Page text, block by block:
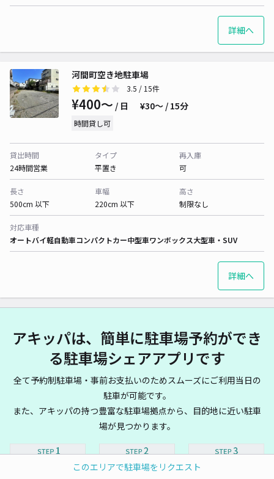
このエリアで駐車場をリクエスト
詳細へ
河間町空き地駐車場
3.5 / 15件
¥400〜 / 日 ¥30〜 / 15分
時間貸し可
貸出時間
24時間営業
タイプ
平置き
再入庫
可
長さ
500cm 以下
車幅
220cm 以下
高さ
制限なし
対応車種
オートバイ軽自動車コンパクトカー中型車ワンボックス大型車・SUV
詳細へ
アキッパは、簡単に駐車場予約ができ
る駐車場シェアアプリです
全て予約制駐車場・事前お支払いのためスムーズにご利用当日の
駐車が可能です。
また、アキッパの持つ豊富な駐車場拠点から、目的地に近い駐車
場が見つかります。